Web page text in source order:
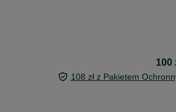
100
108 zł z Pakietem